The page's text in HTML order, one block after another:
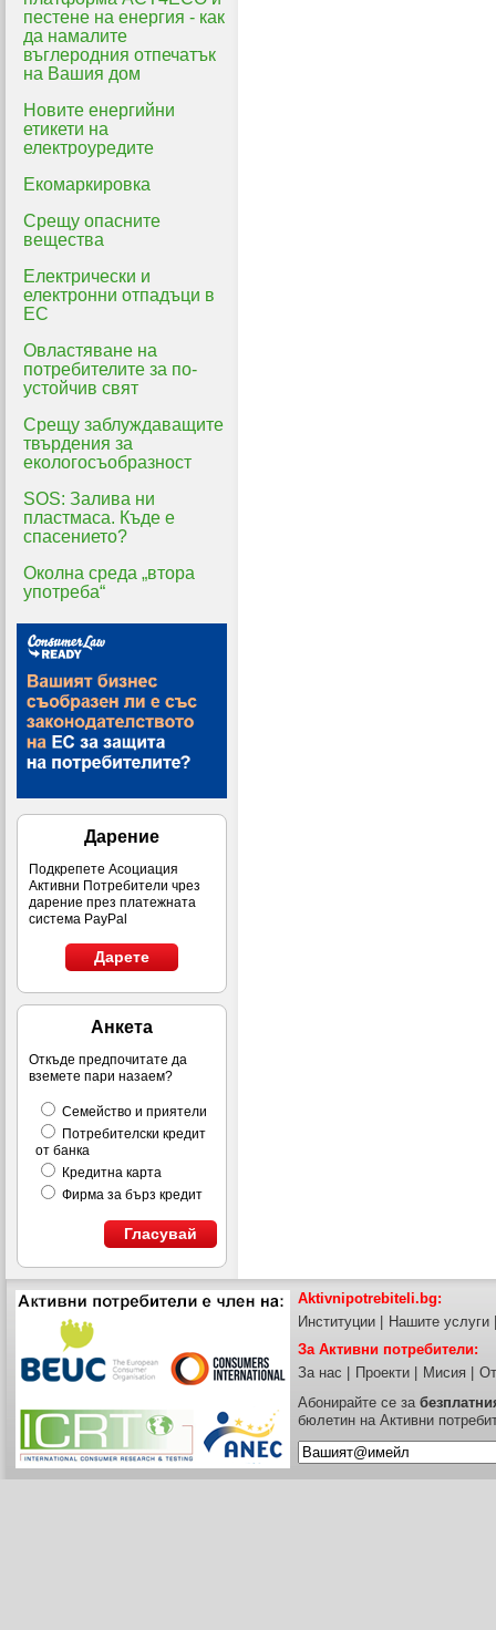
пестене на енергия - как
да намалите
въглеродния отпечатък
на Вашия дом
Новите енергийни
етикети на
електроуредите
Екомаркировка
Срещу опасните
вещества
Електрически и
електронни отпадъци в
ЕС
Овластяване на
потребителите за по-
устойчив свят
Срещу заблуждаващите
твърдения за
екологосъобразност
SOS: Залива ни
пластмаса. Къде е
спасението?
Околна среда „втора
употреба“
Дарение
Подкрепете Асоциация
Активни Потребители чрез
дарение през платежната
система PayPal
Дарете
Анкета
Откъде предпочитате да
вземете пари назаем?
Семейство и приятели
Потребителски кредит
от банка
Кредитна карта
Фирма за бърз кредит
Гласувай
Aktivnipotrebiteli.bg:
Институции
Нашите услуги
За Активни потребители:
За нас
Проекти Мисия
Абонирайте се за
бюлетин на Активни